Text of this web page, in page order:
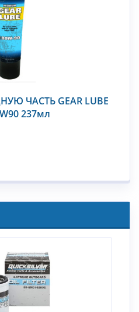
ЧАСТЬ GEAR LUBE
237мл